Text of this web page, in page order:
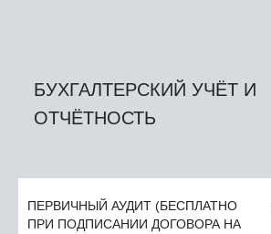
БУХГАЛТЕРСКИЙ УЧЁТ И
ОТЧЁТНОСТЬ
ПЕРВИЧНЫЙ АУДИТ (БЕСПЛАТНО
ПРИ ПОДПИСАНИИ ДОГОВОРА НА